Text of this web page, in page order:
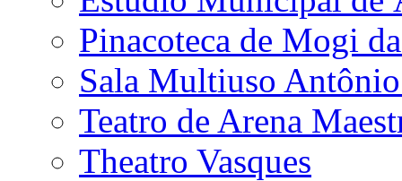
Pinacoteca de Mogi
Sala Multiuso
Teatro de Arena
Theatro Vasques